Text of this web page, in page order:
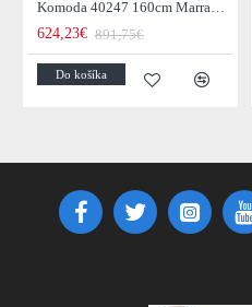
Komoda 40247 160cm Marrakesch Drevo Mango - Skladom u nás v Žiline - 1Ks
624,23€ 891,75€
Do košíka